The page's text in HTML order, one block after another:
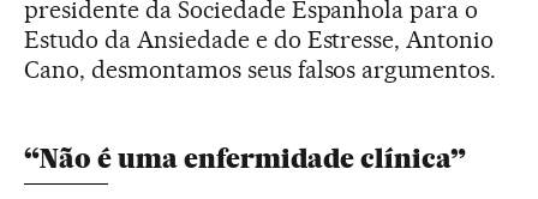
presidente da Sociedade Espanhola para o
Estudo da Ansiedade e do Estresse, Antonio
Cano, desmontamos seus falsos argumentos.
“Não é uma enfermidade clínica”